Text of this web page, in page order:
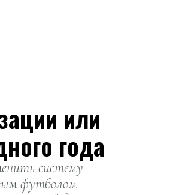
или
года
систему
футболом